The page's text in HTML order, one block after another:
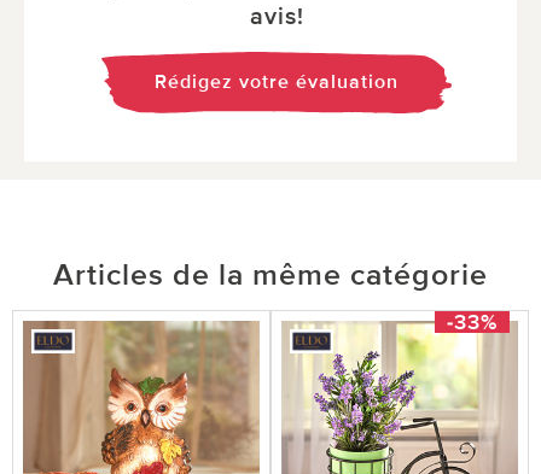
avis!
Rédigez votre évaluation
Articles de la même catégorie
-33%